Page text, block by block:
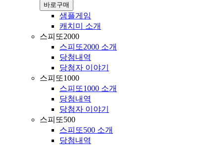
바로구매
샘플게임
캐치미 소개
스피또2000
스피또2000 소개
당첨내역
당첨자 이야기
스피또1000
스피또1000 소개
당첨내역
당첨자 이야기
스피또500
스피또500 소개
당첨내역